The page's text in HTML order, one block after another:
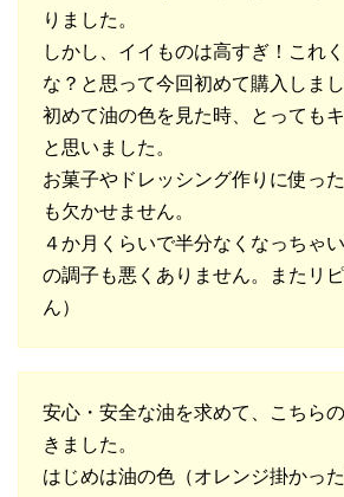
りました。
しかし、イイものは高すぎ！これ
な？と思って今回初めて購入しまし
初めて油の色を見た時、とっても
と思いました。
お菓子やドレッシング作りに使っ
も欠かせません。
４か月くらいで半分なくなっちゃ
の調子も悪くありません。またリ
ん）
安心・安全な油を求めて、こちら
きました。
はじめは油の色（オレンジ掛かっ